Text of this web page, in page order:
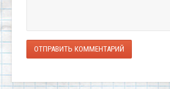
ОТПРАВИТЬ КОММЕНТАРИЙ